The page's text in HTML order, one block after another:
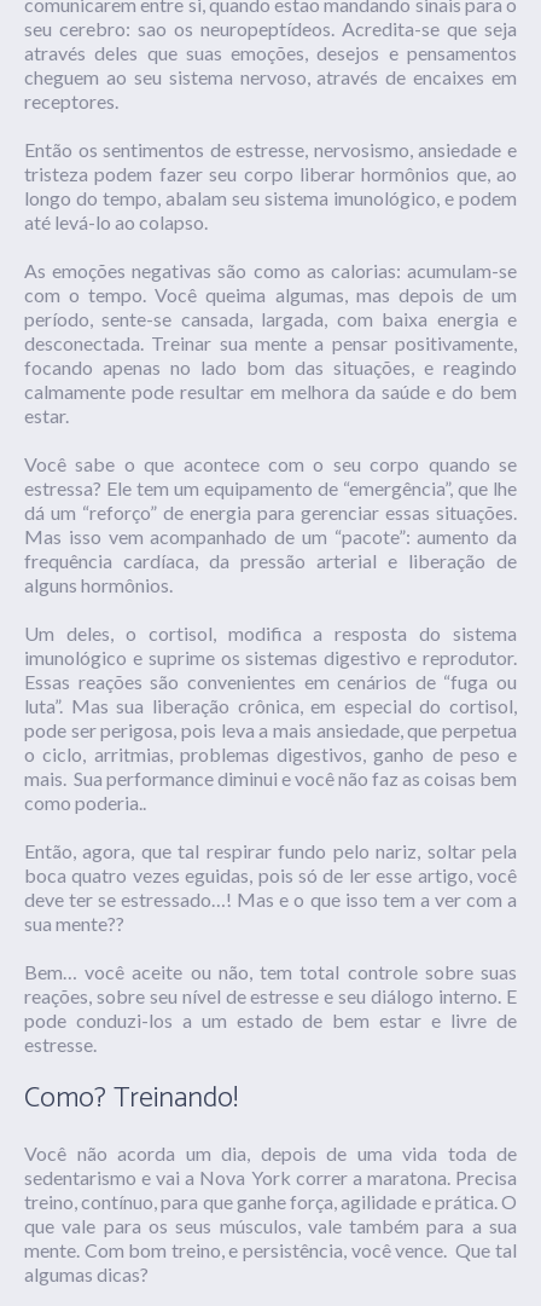
comunicarem entre si, quando estao mandando sinais para o
seu cerebro: sao os neuropeptídeos. Acredita-se que seja
através deles que suas emoções, desejos e pensamentos
cheguem ao seu sistema nervoso, através de encaixes em
receptores.
Então os sentimentos de estresse, nervosismo, ansiedade e
tristeza podem fazer seu corpo liberar hormônios que, ao
longo do tempo, abalam seu sistema imunológico, e podem
até levá-lo ao colapso.
As emoções negativas são como as calorias: acumulam-se
com o tempo. Você queima algumas, mas depois de um
período, sente-se cansada, largada, com baixa energia e
desconectada. Treinar sua mente a pensar positivamente,
focando apenas no lado bom das situações, e reagindo
calmamente pode resultar em melhora da saúde e do bem
estar.
Você sabe o que acontece com o seu corpo quando se
estressa? Ele tem um equipamento de “emergência”, que lhe
dá um “reforço” de energia para gerenciar essas situações.
Mas isso vem acompanhado de um “pacote”: aumento da
frequência cardíaca, da pressão arterial e liberação de
alguns hormônios.
Um deles, o cortisol, modifica a resposta do sistema
imunológico e suprime os sistemas digestivo e reprodutor.
Essas reações são convenientes em cenários de “fuga ou
luta”. Mas sua liberação crônica, em especial do cortisol,
pode ser perigosa, pois leva a mais ansiedade, que perpetua
o ciclo, arritmias, problemas digestivos, ganho de peso e
mais. Sua performance diminui e você não faz as coisas bem
como poderia..
Então, agora, que tal respirar fundo pelo nariz, soltar pela
boca quatro vezes eguidas, pois só de ler esse artigo, você
deve ter se estressado…! Mas e o que isso tem a ver com a
sua mente??
Bem… você aceite ou não, tem total controle sobre suas
reações, sobre seu nível de estresse e seu diálogo interno. E
pode conduzi-los a um estado de bem estar e livre de
estresse.
Como? Treinando!
Você não acorda um dia, depois de uma vida toda de
sedentarismo e vai a Nova York correr a maratona. Precisa
treino, contínuo, para que ganhe força, agilidade e prática. O
que vale para os seus músculos, vale também para a sua
mente. Com bom treino, e persistência, você vence. Que tal
algumas dicas?